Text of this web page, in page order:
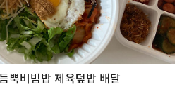
뿍비빔밥 제육덮밥 배달